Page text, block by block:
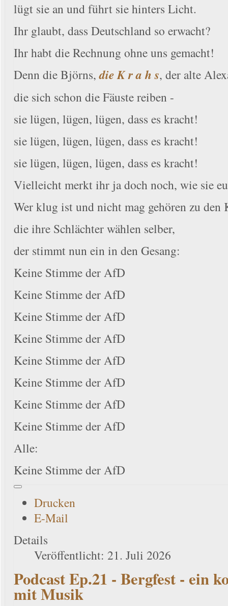
lügt sie an und führt sie hinters Licht.
Ihr glaubt, dass Deutschland so erwacht?
Ihr habt die Rechnung ohne uns gemacht!
Denn die Björns,die K r a h s, der alte
die sich schon die Fäuste reiben -
sie lügen, lügen, lügen, dass es kracht!
sie lügen, lügen, lügen, dass es kracht!
sie lügen, lügen, lügen, dass es kracht!
Vielleicht merkt ihr ja doch noch, wie sie
Wer klug ist und nicht mag gehören zu den
die ihre Schlächter wählen selber,
der stimmt nun ein in den Gesang:
Keine Stimme der AfD
Keine Stimme der AfD
Keine Stimme der AfD
Keine Stimme der AfD
Keine Stimme der AfD
Keine Stimme der AfD
Keine Stimme der AfD
Keine Stimme der AfD
Alle:
Keine Stimme der AfD
Drucken
E-Mail
Details
Veröffentlicht: 21. Juli 2026
Podcast Ep.21 - Bergfest - ein
mit Musik